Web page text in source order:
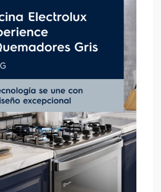
una señal al final de la preparación. Para
tus recetas,
la función Grill
y deliciosos, con mejor textura.
de laCubierta de Acero Inoxidable con
evita que los líquidos se derramen
la mesa. Puedes seguir tus recetas en el
sin necesidad de
parrillas
de dos rejillas
, una manual y otra
más fácil retirar los alimentos con
mientras que elencendido
rapidez y practicidad al encender la
horno con esquinas redondeadas y
se escape el calor y reduce el consumo
26%³.
en pruebas internas, con el modelo